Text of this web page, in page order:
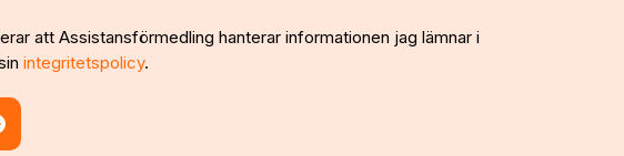
att Assistansförmedling hanterar informationen jag lämnar i
integritetspolicy.